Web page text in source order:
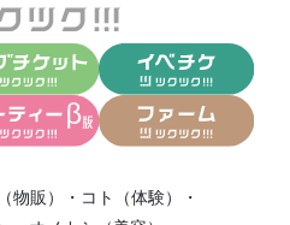
物販） ・ コト（体験）
・